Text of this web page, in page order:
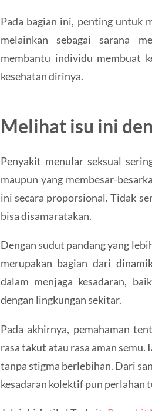
Pada bagian ini, penting untuk
melainkan sebagai sarana
membantu individu membuat
kesehatan dirinya.
Melihat isu ini
Penyakit menular seksual
maupun yang membesar-
ini secara proporsional. Tidak
bisa disamaratakan.
Dengan sudut pandang yang
merupakan bagian dari
dalam menjaga kesadaran,
dengan lingkungan sekitar.
Pada akhirnya, pemahaman
rasa takut atau rasa aman
tanpa stigma berlebihan. Dari
kesadaran kolektif pun perlahan